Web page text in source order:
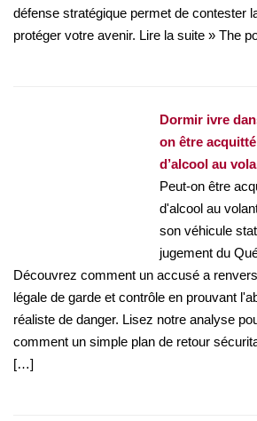
défense stratégique permet de contester
protéger votre avenir. Lire la suite » The
Dormir ivre
on être
d’alcool au
Peut-on être
d'alcool au
son véhicule
jugement du
Découvrez comment un accusé a
légale de garde et contrôle en prouvant
réaliste de danger. Lisez notre analyse
comment un simple plan de retour
[…]